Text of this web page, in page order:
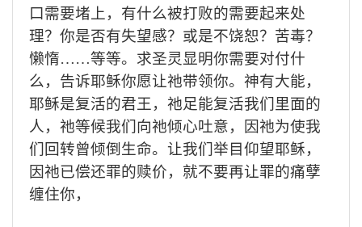
口需要堵上，有什么被打败的需要起来处
理？你是否有失望感？或是不饶恕？苦毒？
懒惰……等等。求圣灵显明你需要对付什
么，告诉耶稣你愿让祂带领你。神有大能，
耶稣是复活的君王，祂足能复活我们里面的
人，祂等候我们向祂倾心吐意，因祂为使我
们回转曾倾倒生命。让我们举目仰望耶稣，
因祂已偿还罪的赎价，就不要再让罪的痛孽
缠住你，